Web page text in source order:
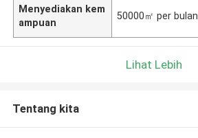
Menyediakan kem
ampuan
50000㎡ per bulan
Lihat Lebih
Tentang kita